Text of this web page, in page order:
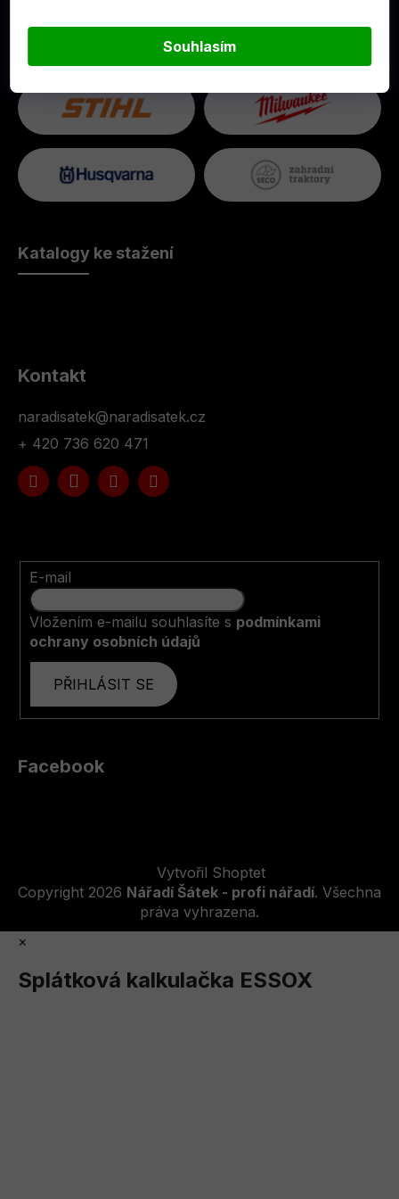
Souhlasím
Katalogy ke stažení
Kontakt
naradisatek@naradisatek.cz
+ 420 736 620 471
E-mail
Vložením e-mailu souhlasíte s podmínkami
ochrany osobních údajů
PŘIHLÁSIT SE
Facebook
Vytvořil Shoptet
Copyright 2026 Nářadí Šátek - profi nářadí. Všechna
práva vyhrazena.
×
Splátková kalkulačka ESSOX